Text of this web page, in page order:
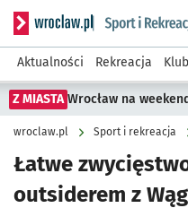
Serwis informacyjny
Aktualności Rekreacja
Z MIASTA Wrocław na
wroclaw.pl Sport i rekreacja
Łatwe
outsiderem z